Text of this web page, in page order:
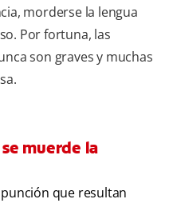
morderse la lengua
Por fortuna, las
son graves y muchas
muerde la
que resultan